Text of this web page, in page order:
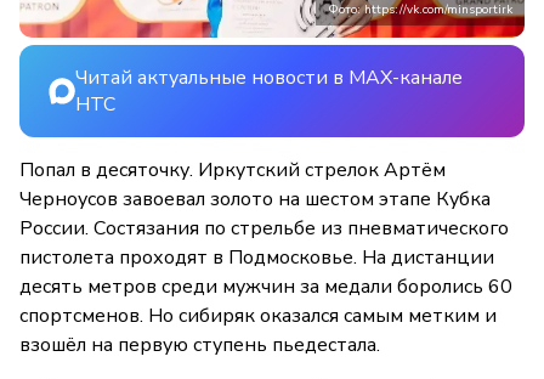
Фото: https://vk.com/minsportirk
Читай актуальные новости в MAX-канале
НТС
Попал в десяточку. Иркутский стрелок Артём
Черноусов завоевал золото на шестом этапе Кубка
России. Состязания по стрельбе из пневматического
пистолета проходят в Подмосковье. На дистанции
десять метров среди мужчин за медали боролись 60
спортсменов. Но сибиряк оказался самым метким и
взошёл на первую ступень пьедестала.